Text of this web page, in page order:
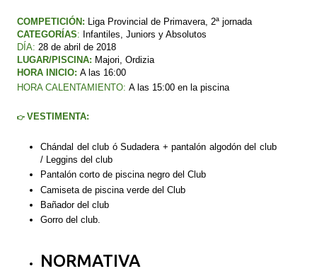
COMPETICIÓN: Liga Provincial de Primavera, 2ª jornada
CATEGORÍAS: Infantiles, Juniors y Absolutos
DÍA: 28 de abril de 2018
LUGAR/PISCINA: Majori , Ordizia
HORA INICIO: A las 16:00
HORA CALENTAMIENTO: A las 15:00 en la piscina
👉 VESTIMENTA:
Chándal del club ó Sudadera + pantalón algodón del club
/ Leggins del club
Pantalón corto de piscina negro del Club
Camiseta de piscina verde del Club
Bañador del club
Gorro del club.
NORMATIVA